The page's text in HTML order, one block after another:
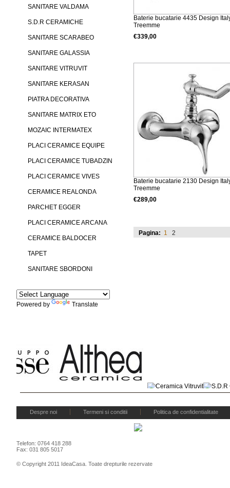
SANITARE VALDAMA
S.D.R CERAMICHE
SANITARE SCARABEO
SANITARE GALASSIA
SANITARE VITRUVIT
SANITARE KERASAN
PIATRA DECORATIVA
SANITARE MATRIX ETO
MOZAIC INTERMATEX
PLACI CERAMICE EQUIPE
PLACI CERAMICE TUBADZIN
PLACI CERAMICE VIVES
CERAMICE REALONDA
PARCHET EGGER
PLACI CERAMICE ARCANA
CERAMICE BALDOCER
TAPET
SANITARE SBORDONI
Powered by Translate
Baterie bucatarie 4435 Design
Treemme
€339,00
Baterie bucatarie 2130 Design
Treemme
€289,00
Pagina: 1 2
Despre noi Termeni si conditii Politica de confidentialitate
Telefon: 0764 418 288
Fax: 031 805 5017
© Copyright 2011 IdeaCasa. Toate drepturile rezervate